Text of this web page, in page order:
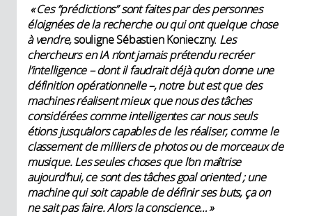
« Ces “prédictions” sont faites par des personnes
éloignées de la recherche ou qui ont quelque chose
à vendre,souligne Sébastien Konieczny. Les
chercheurs en IA n’ont jamais prétendu recréer
l’intelligence – dont il faudrait déjà qu’on donne une
définition opérationnelle –, notre but est que des
machines réalisent mieux que nous des tâches
considérées comme intelligentes car nous seuls
étions jusqu’alors capables de les réaliser, comme le
classement de milliers de photos ou de morceaux de
musique. Les seules choses que l’on maîtrise
aujourd’hui, ce sont des tâches goal oriented ; une
machine qui soit capable de définir ses buts, ça on
ne sait pas faire. Alors la conscience… »